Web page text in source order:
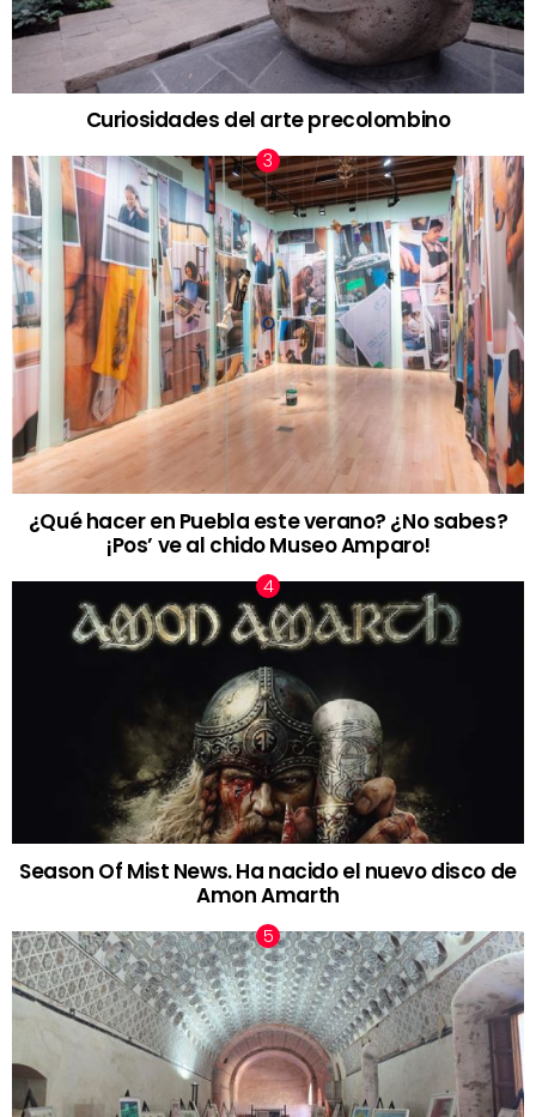
Curiosidades del arte precolombino
¿Qué hacer en Puebla este verano? ¿No sabes?
¡Pos’ ve al chido Museo Amparo!
Season Of Mist News. Ha nacido el nuevo disco de
Amon Amarth